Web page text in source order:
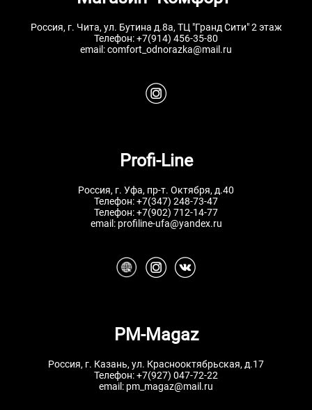
Россия, г. Чита, ул. Бутина д.8а, ТЦ "Гранд Сити" 2 этаж
Телефон:+7(914) 456-35-80
email:comfort_odnorazka@mail.ru
Profi-Line
Россия, г. Уфа, пр-т. Октября, д.40
Телефон:+7(347) 248-73-47
Телефон:+7(902) 712-14-77
email: profiline-ufa@yandex.ru
PM-Magaz
Россия, г. Казань, ул. Краснооктябрьская, д.17
Телефон:+7(927) 047-72-22
email: pm_magaz@mail.ru